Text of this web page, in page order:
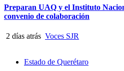
Preparan UAQ y el Instituto
convenio de colaboración
2 días atrás Voces SJR
Estado de Querétaro